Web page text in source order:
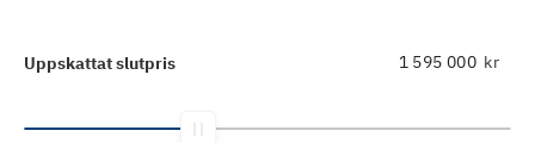
Uppskattat slutpris kr